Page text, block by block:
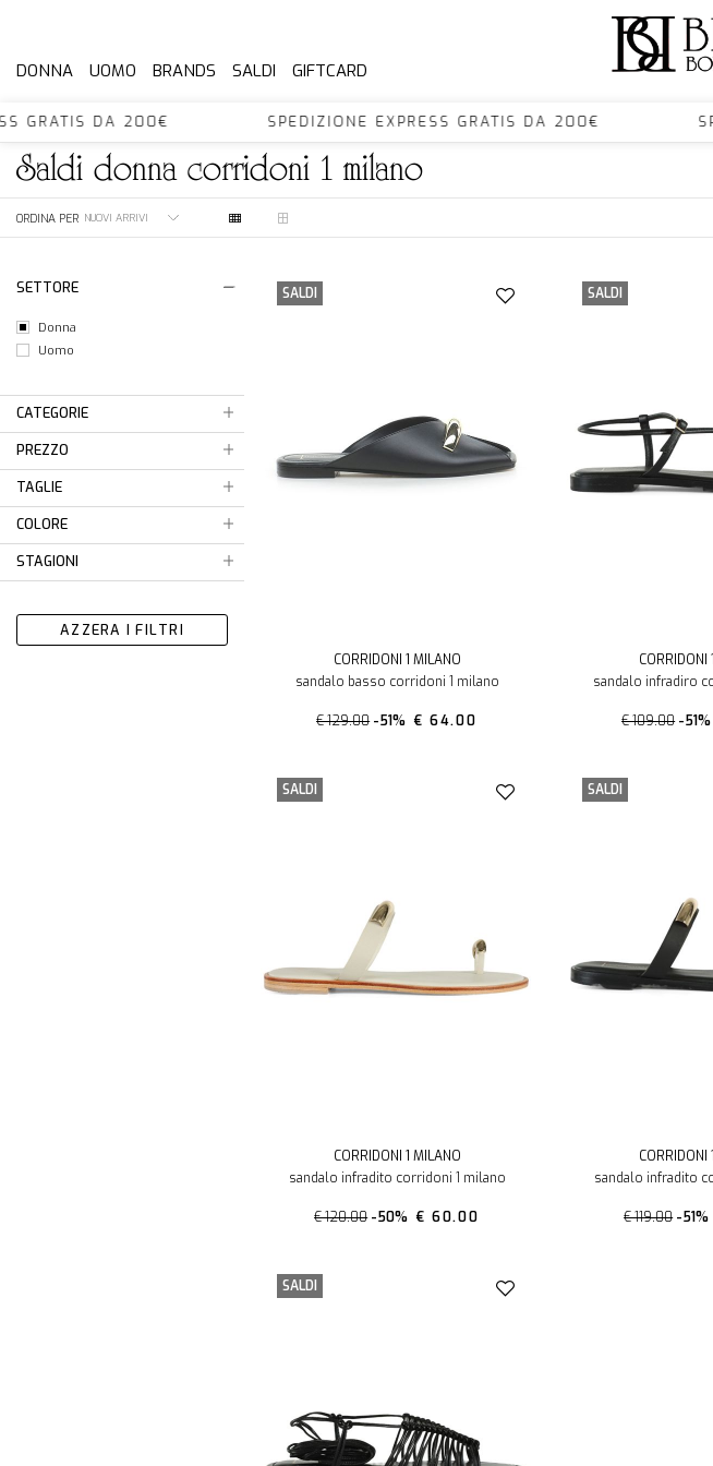
DONNA UOMO BRANDS SALDI GIFTCARD
GRATIS DA 200€ SPEDIZIONE EXPRESS GRATIS DA 200€
saldi donnacorridoni 1 milano
ORDINA PER
SETTORE
Donna
Uomo
CATEGORIE
PREZZO
TAGLIE
COLORE
STAGIONI
AZZERA I FILTRI
SALDI
CORRIDONI 1 MILANO
sandalo basso corridoni 1 milano
€ 129.00 -51% € 64.00
SALDI
CORRIDONI
sandalo infradiro
€ 109.00 -51%
SALDI
CORRIDONI 1 MILANO
sandalo infradito corridoni 1 milano
€ 120.00 -50% € 60.00
SALDI
CORRIDONI
sandalo infradito
€ 119.00 -51%
SALDI